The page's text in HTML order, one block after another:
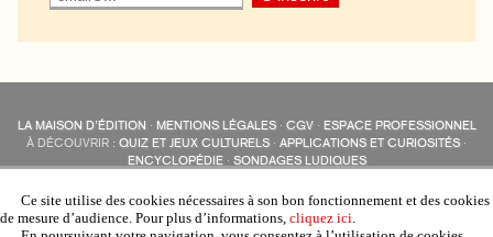
LA MAISON D’ÉDITION · MENTIONS LÉGALES· CGV· ESPACE PROFESSIONNEL
À DÉCOUVRIR : QUIZ ET JEUX CULTURELS · APPLICATIONS ET CURIOSITÉS ·
ENCYCLOPÉDIE· SONDAGES LUDIQUES
COLLECTIONS :SAMBUC·ÉDISOLUM·REVUE LITTÉRAIREL’EAU-FORTE
AUTRES SITES :COLL. « LES ÉDISOLUM »
Ce site utilise des cookies nécessaires à son bon fonctionnement et des cookies
de mesure d’audience. Pour plus d’informations, cliquez ici.